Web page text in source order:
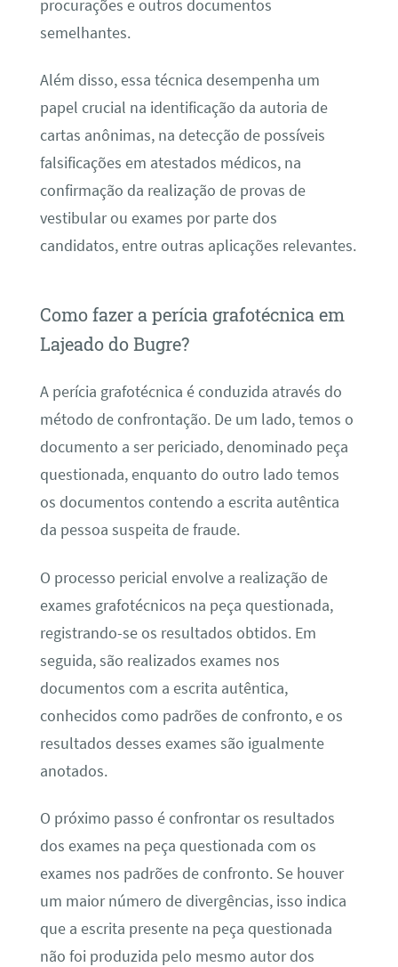
procurações e outros documentos
semelhantes.
Além disso, essa técnica desempenha um
papel crucial na identificação da autoria de
cartas anônimas, na detecção de possíveis
falsificações em atestados médicos, na
confirmação da realização de provas de
vestibular ou exames por parte dos
candidatos, entre outras aplicações relevantes.
Como fazer a perícia grafotécnica em
Lajeado do Bugre?
A perícia grafotécnica é conduzida através do
método de confrontação. De um lado, temos o
documento a ser periciado, denominado peça
questionada, enquanto do outro lado temos
os documentos contendo a escrita autêntica
da pessoa suspeita de fraude.
O processo pericial envolve a realização de
exames grafotécnicos na peça questionada,
registrando-se os resultados obtidos. Em
seguida, são realizados exames nos
documentos com a escrita autêntica,
conhecidos como padrões de confronto, e os
resultados desses exames são igualmente
anotados.
O próximo passo é confrontar os resultados
dos exames na peça questionada com os
exames nos padrões de confronto. Se houver
um maior número de divergências, isso indica
que a escrita presente na peça questionada
não foi produzida pelo mesmo autor dos